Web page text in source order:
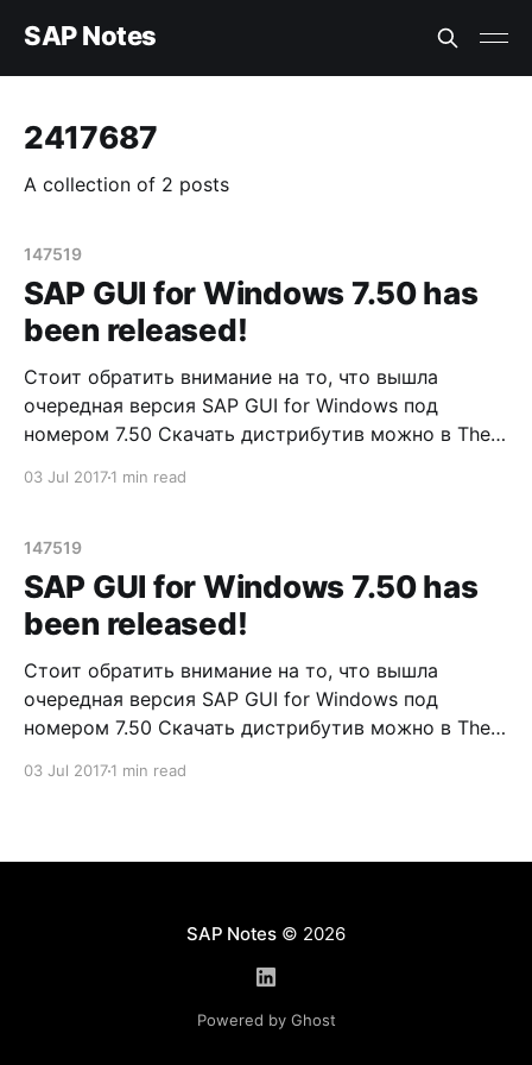
SAP Notes
2417687
A collection of 2 posts
147519
SAP GUI for Windows 7.50 has
been released!
Стоит обратить внимание на то, что вышла
очередная версия SAP GUI for Windows под
номером 7.50 Скачать дистрибутив можно в The
WINDOWS -> SAP GUI FOR WINDOWS 7.50 CORE
Текущая версия
03 Jul 20171 min read
147519
SAP GUI for Windows 7.50 has
been released!
Стоит обратить внимание на то, что вышла
очередная версия SAP GUI for Windows под
номером 7.50 Скачать дистрибутив можно в The
03 Jul 20171 min read
SAP Notes© 2026
Powered by Ghost